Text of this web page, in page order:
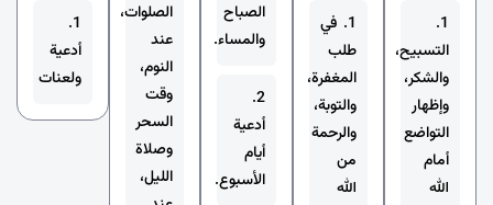
1.
التسبيح،
والشكر،
وإظهار
التواضع
أمام
الله
1. في
طلب
المغفرة،
والتوبة،
والرحمة
من
الله
الصباح
والمساء.
2.
أدعية
أيام
الأسبوع.
الصلوات،
عند
النوم،
وقت
السحر
وصلاة
الليل،
1.
أدعية
ولعنات